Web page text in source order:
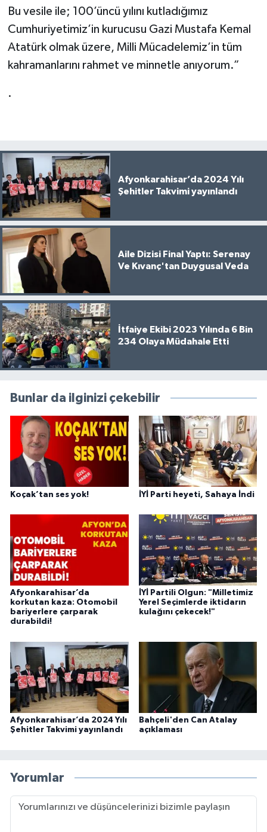
Bu vesile ile; 100’üncü yılını kutladığımız
Cumhuriyetimiz’in kurucusu Gazi Mustafa Kemal
Atatürk olmak üzere, Milli Mücadelemiz’in tüm
kahramanlarını rahmet ve minnetle anıyorum.”
.
Afyonkarahisar’da 2024 Yılı
Şehitler Takvimi yayınlandı
Aile Dizisi Final Yaptı: Serenay
Ve Kıvanç'tan Duygusal Veda
İtfaiye Ekibi 2023 Yılında 6 Bin
234 Olaya Müdahale Etti
Bunlar da ilginizi çekebilir
Koçak’tan ses yok! İYİ Parti heyeti, Sahaya İndi
Afyonkarahisar’da
korkutan kaza: Otomobil
bariyerlere çarparak
durabildi!
İYİ Partili Olgun: "Milletimiz
Yerel Seçimlerde iktidarın
kulağını çekecek!"
Afyonkarahisar’da 2024 Yılı
Şehitler Takvimi yayınlandı
Bahçeli'den Can Atalay
açıklaması
Yorumlar